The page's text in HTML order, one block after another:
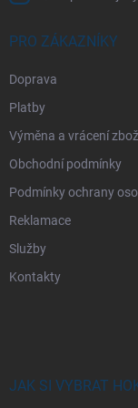
PRO ZÁKAZNÍKY
Doprava
Platby
Výměna a vrácení
Obchodní podmínky
Podmínky ochrany
Reklamace
Služby
Kontakty
JAK SI VYBRAT